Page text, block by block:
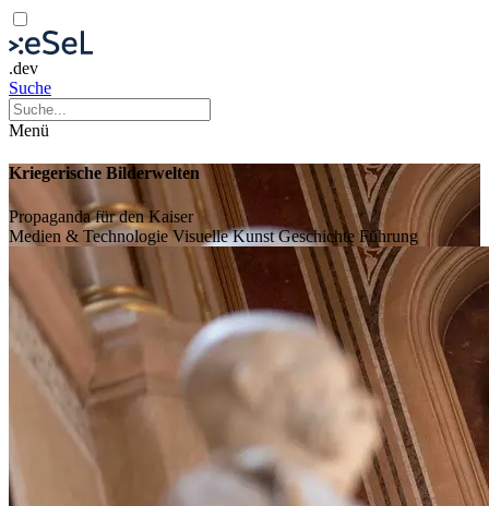
.dev
Suche
Menü
Kriegerische Bilderwelten
Propaganda für den Kaiser
Medien & TechnologieVisuelle KunstGeschichteFührung